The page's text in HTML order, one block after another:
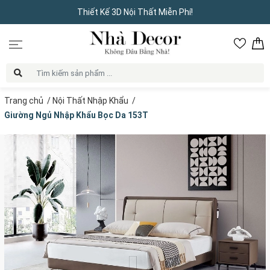
Thiết Kế 3D Nội Thất Miễn Phí!
Trang chủ / Nội Thất Nhập Khẩu /
Giường Ngủ Nhập Khẩu Bọc Da 153T